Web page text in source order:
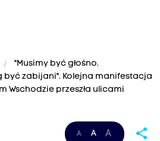
"Musimy być głośno.
być zabijani". Kolejna manifestacja
Wschodzie przeszła ulicami
A A A share